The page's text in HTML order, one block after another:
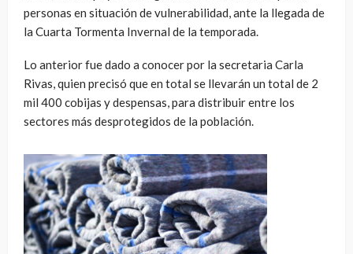
personas en situación de vulnerabilidad, ante la llegada de
la Cuarta Tormenta Invernal de la temporada.
Lo anterior fue dado a conocer por la secretaria Carla
Rivas, quien precisó que en total se llevarán un total de 2
mil 400 cobijas y despensas, para distribuir entre los
sectores más desprotegidos de la población.